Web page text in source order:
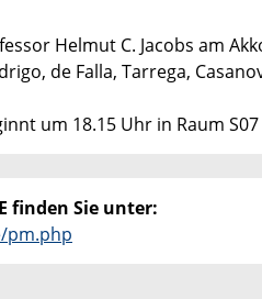
Helmut C. Jacobs am
de Falla, Tarrega,
um 18.15 Uhr in Raum
finden Sie unter:
pm.php